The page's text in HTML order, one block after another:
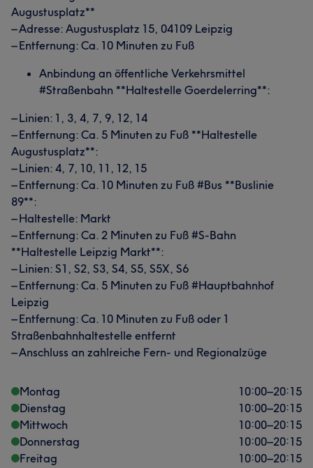
Augustusplatz**
– Adresse: Augustusplatz 15, 04109 Leipzig
– Entfernung: Ca. 10 Minuten zu Fuß
Anbindung an öffentliche Verkehrsmittel
#Straßenbahn **Haltestelle Goerdelerring**:
– Linien: 1, 3, 4, 7, 9, 12, 14
– Entfernung: Ca. 5 Minuten zu Fuß **Haltestelle
Augustusplatz**:
– Linien: 4, 7, 10, 11, 12, 15
– Entfernung: Ca. 10 Minuten zu Fuß #Bus **Buslinie
89**:
– Haltestelle: Markt
– Entfernung: Ca. 2 Minuten zu Fuß #S-Bahn
**Haltestelle Leipzig Markt**:
– Linien: S1, S2, S3, S4, S5, S5X, S6
– Entfernung: Ca. 5 Minuten zu Fuß #Hauptbahnhof
Leipzig
– Entfernung: Ca. 10 Minuten zu Fuß oder 1
Straßenbahnhaltestelle entfernt
– Anschluss an zahlreiche Fern- und Regionalzüge
Montag 10:00–20:15
Dienstag
10:00–20:15
Mittwoch
10:00–20:15
Donnerstag
10:00–20:15
Freitag
10:00–20:15